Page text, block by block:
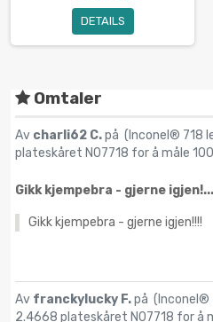
DETAILS
Omtaler
Av charli62 C.på (Inconel® 718
plateskåret N07718 for å måle
Gikk kjempebra - gjerne igjen!...
Gikk kjempebra - gjerne igjen!!!!
Av franckylucky F.på (Inconel®
2.4668 plateskåret N07718 for å